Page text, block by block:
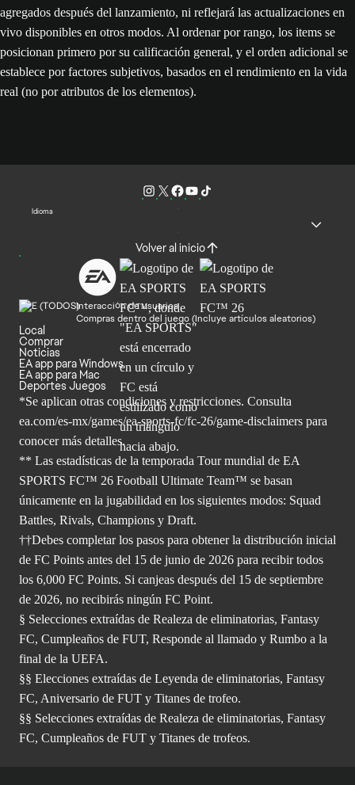
agregados después del lanzamiento, ni reflejará las actualizaciones en
vivo disponibles en otros modos. Al ordenar por rango, los items se
posicionan primero por su calificación general, y el orden adicional se
establece por factores subjetivos, basados en el rendimiento en la vida
real (no por atributos de los elementos).
Idioma
Volver al inicio
Interacción de usuarios
Compras dentro del juego (Incluye artículos aleatorios)
Local
Comprar
Noticias
EA app para Windows
EA app para Mac
Deportes Juegos
*Se aplican otras condiciones y restricciones. Consulta
ea.com/es-mx/games/ea-sports-fc/fc-26/game-disclaimers para
conocer más detalles.
** Las estadísticas de la temporada Tour mundial de EA
SPORTS FC™ 26 Football Ultimate Team™ se basan
únicamente en la jugabilidad en los siguientes modos: Squad
Battles, Rivals, Champions y Draft.
††Debes completar los pasos para obtener la distribución inicial
de FC Points antes del 15 de junio de 2026 para recibir todos
los 6,000 FC Points. Si canjeas después del 15 de septiembre
de 2026, no recibirás ningún FC Point.
§ Selecciones extraídas de Realeza de eliminatorias, Fantasy
FC, Cumpleaños de FUT, Responde al llamado y Rumbo a la
final de la UEFA.
§§ Elecciones extraídas de Leyenda de eliminatorias, Fantasy
FC, Aniversario de FUT y Titanes de trofeo.
§§ Selecciones extraídas de Realeza de eliminatorias, Fantasy
FC, Cumpleaños de FUT y Titanes de trofeos.